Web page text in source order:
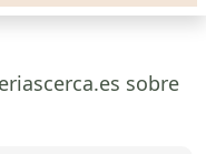
sobre